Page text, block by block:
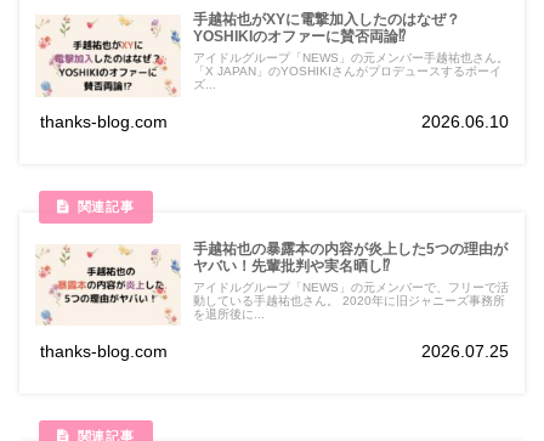
手越祐也がXYに電撃加入したのはなぜ？
YOSHIKIのオファーに賛否両論⁉
アイドルグループ「NEWS」の元メンバー手越祐也さん。
「X JAPAN」のYOSHIKIさんがプロデュースするボーイ
ズ...
thanks-blog.com 2026.06.10
手越祐也の暴露本の内容が炎上した5つの理由が
ヤバい！先輩批判や実名晒し⁉
アイドルグループ「NEWS」の元メンバーで、フリーで活
動している手越祐也さん。 2020年に旧ジャニーズ事務所
を退所後に...
thanks-blog.com 2026.07.25